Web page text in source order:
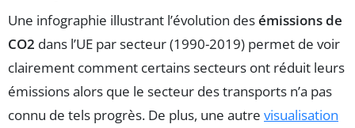
Une infographie illustrant l’évolution desémissions de
CO2 dans l’UE par secteur (1990-2019) permet de voir
clairement comment certains secteurs ont réduit leurs
émissions alors que le secteur des transports n’a pas
connu de tels progrès. De plus, une autre visualisation